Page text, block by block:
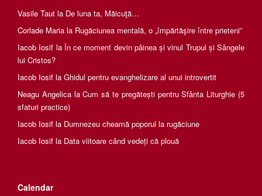
Vasile Taut la De luna ta, Măicuţă…
Corlade Maria la Rugăciunea mentală, o „împărtăşire între prieteni”
Iacob Iosif la În ce moment devin pâinea și vinul Trupul și Sângele
lui Cristos?
Iacob Iosif la Ghidul pentru evanghelizare al unui introvertit
Neagu AngelicalaCum să te pregătești pentru Sfânta Liturghie (5
sfaturi practice)
Iacob Iosif la Dumnezeu cheamă poporul la rugăciune
Iacob Iosif la Data viitoare când vedeți că plouă
Calendar